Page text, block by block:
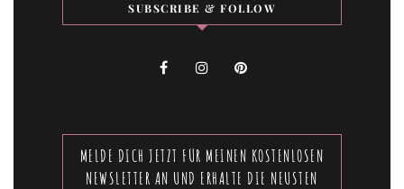
SUBSCRIBE & FOLLOW
MELDE DICH JETZT FÜR MEINEN KOSTENLOSEN
NEWSLETTER AN UND ERHALTE DIE NEUSTEN